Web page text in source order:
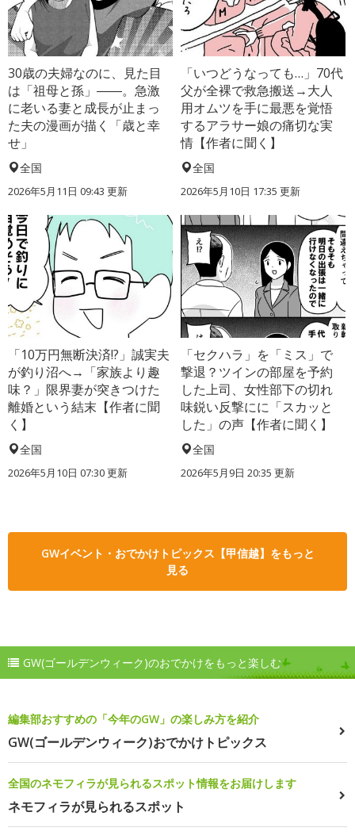
30歳の夫婦なのに、見た目
は「祖母と孫」――。急激
に老いる妻と成長が止まっ
た夫の漫画が描く「歳と幸
せ」
全国
2026年5月11日 09:43 更新
「いつどうなっても…」70代
父が全裸で救急搬送→大人
用オムツを手に最悪を覚悟
するアラサー娘の痛切な実
情【作者に聞く】
全国
2026年5月10日 17:35 更新
「10万円無断決済!?」誠実夫
が釣り沼へ→「家族より趣
味？」限界妻が突きつけた
離婚という結末【作者に聞
く】
全国
2026年5月10日 07:30 更新
「セクハラ」を「ミス」で
撃退？ツインの部屋を予約
した上司、女性部下の切れ
味鋭い反撃にに「スカッと
した」の声【作者に聞く】
全国
2026年5月9日 20:35 更新
GWイベント・おでかけトピックス【甲信越】をもっと
見る
GW(ゴールデンウィーク)のおでかけをもっと楽しむ
編集部おすすめの「今年のGW」の楽しみ方を紹介
GW(ゴールデンウィーク)おでかけトピックス
全国のネモフィラが見られるスポット情報をお届けします
ネモフィラが見られるスポット